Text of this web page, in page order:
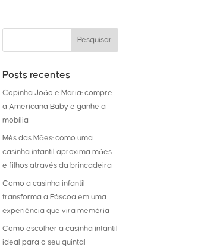
Posts recentes
Copinha João e Maria: compre
a Americana Baby e ganhe a
mobília
Mês das Mães: como uma
casinha infantil aproxima mães
e filhos através da brincadeira
Como a casinha infantil
transforma a Páscoa em uma
experiência que vira memória
Como escolher a casinha infantil
ideal para o seu quintal